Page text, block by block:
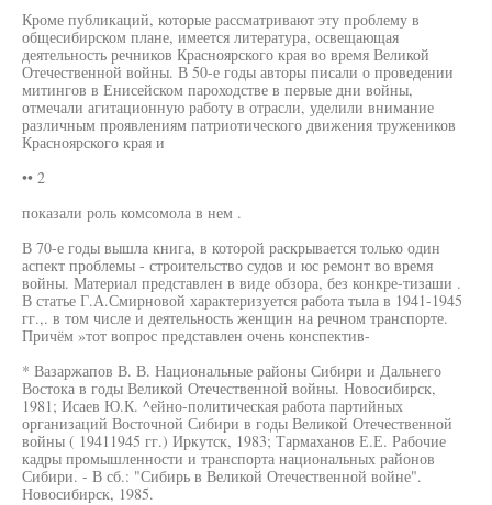
Кроме публикаций, которые рассматривают эту проблему в
общесибирском плане, имеется литература, освещающая
деятельность речников Красноярского края во время Великой
Отечественной войны. В 50-е годы авторы писали о проведении
митингов в Енисейском пароходстве в первые дни войны,
отмечали агитационную работу в отрасли, уделили внимание
различным проявлениям патриотического движения тружеников
Красноярского края и
•• 2
показали роль комсомола в нем .
В 70-е годы вышла книга, в которой раскрывается только один
аспект проблемы - строительство судов и юс ремонт во время
войны. Материал представлен в виде обзора, без конкре-тизаши .
В статье Г.А.Смирновой характеризуется работа тыла в 1941-1945
гг.,. в том числе и деятельность женщин на речном транспорте.
Причём »тот вопрос представлен очень конспектив-
* Вазаржапов В. В. Национальные районы Сибири и Дальнего
Востока в годы Великой Отечественной войны. Новосибирск,
1981; Исаев Ю.К. ^ейно-политическая работа партийных
организаций Восточной Сибири в годы Великой Отечественной
войны ( 19411945 гг.) Иркутск, 1983; Тармаханов Е.Е. Рабочие
кадры промышленности и транспорта национальных районов
Сибири. - В сб.: "Сибирь в Великой Отечественной войне".
Новосибирск, 1985.